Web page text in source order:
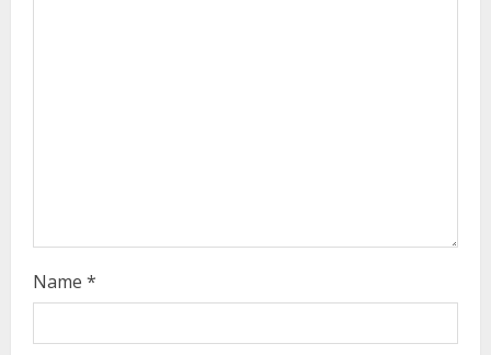
Name *